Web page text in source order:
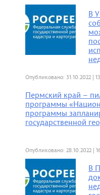
В
Опубликовано: 31.10.2022 |
Пермский край –
программы
программы
государственной
Опубликовано: 28.10.2022 |
В